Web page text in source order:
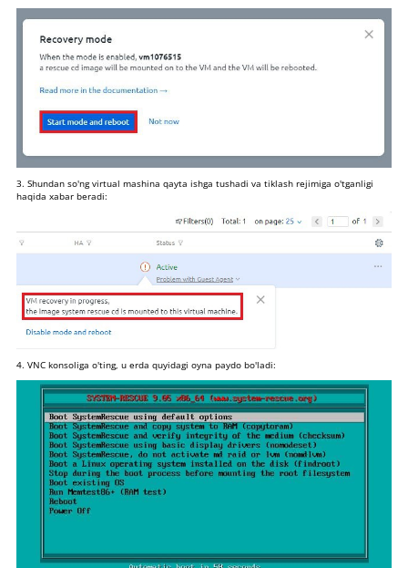
3. Shundan so'ng virtual mashina qayta ishga tushadi va tiklash rejimiga o'tganligi
haqida xabar beradi:
4. VNC konsoliga o'ting, u erda quyidagi oyna paydo bo'ladi: